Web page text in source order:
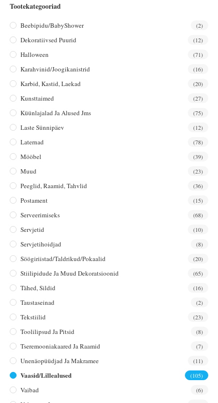
Tootekategooriad
Beebipidu/BabyShower (2)
Dekoratiivsed Puurid (12)
Halloween (71)
Karahvinid/joogikanistrid (16)
Karbid, Kastid, Laekad (20)
Kunsttaimed (27)
Küünlajalad Ja Alused Jms (75)
Laste Sünnipäev (12)
Laternad (78)
Mööbel (39)
Muud (23)
Peeglid, Raamid, Tahvlid (36)
Postament (15)
Serveerimiseks (68)
Servjetid (10)
Servjetihoidjad (8)
Söögiriistad/taldrikud/pokaalid (20)
Stiilipidude Ja Muud Dekoratsioonid (65)
Tähed, Sildid (16)
Taustaseinad (2)
Tekstiilid (23)
Toolilipsud Ja Pitsid (8)
Tseremooniakaared Ja Raamid (7)
Unenäopüüdjad Ja Makramee (11)
Vaasid/lillealused (105)
Vaibad (6)